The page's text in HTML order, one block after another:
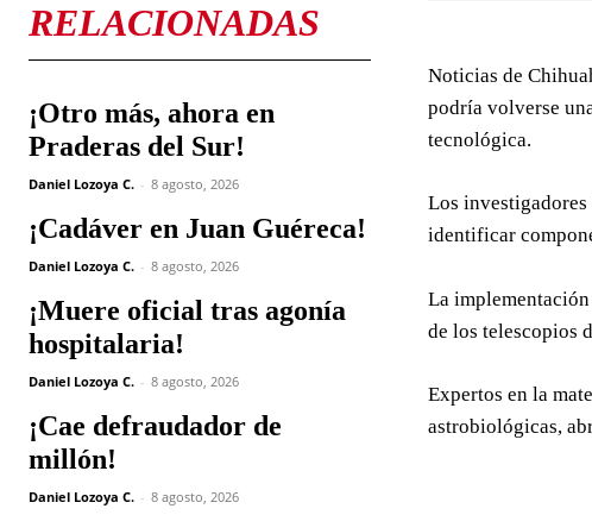
RELACIONADAS
¡Otro más, ahora en
Praderas del Sur!
Daniel Lozoya C. - 8 agosto, 2026
¡Cadáver en Juan Guéreca!
Daniel Lozoya C. - 8 agosto, 2026
¡Muere oficial tras agonía
hospitalaria!
Daniel Lozoya C. - 8 agosto, 2026
¡Cae defraudador de
millón!
Daniel Lozoya C. - 8 agosto, 2026
Noticias de
podría volverse
tecnológica.
Los
identificar
La
de los telescopios
Expertos en la
astrobiológicas,